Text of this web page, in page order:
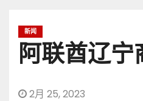
新闻
阿联酋辽
2月 25, 2023